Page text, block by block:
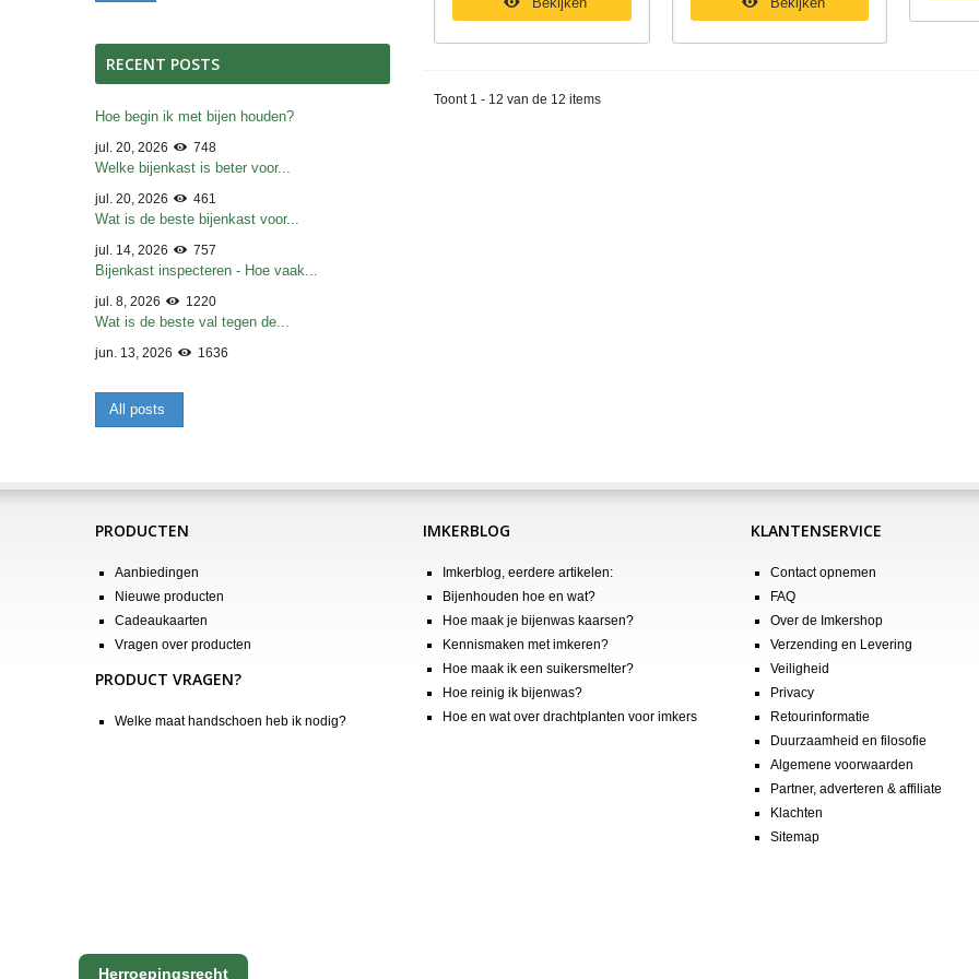
RECENT POSTS
Hoe begin ik met bijen houden?
jul. 20, 2026 748
Welke bijenkast is beter voor...
jul. 20, 2026 461
Wat is de beste bijenkast voor...
jul. 14, 2026 757
Bijenkast inspecteren - Hoe vaak...
jul. 8, 2026 1220
Wat is de beste val tegen de...
jun. 13, 2026 1636
All posts
Toont 1 - 12 van de 12 items
PRODUCTEN
Aanbiedingen
Nieuwe producten
Cadeaukaarten
Vragen over producten
PRODUCT VRAGEN?
Welke maat handschoen heb ik nodig?
IMKERBLOG
Imkerblog, eerdere artikelen:
Bijenhouden hoe en wat?
Hoe maak je bijenwas kaarsen?
Kennismaken met imkeren?
Hoe maak ik een suikersmelter?
Hoe reinig ik bijenwas?
Hoe en wat over drachtplanten voor imkers
KLANTENSERVICE
Contact opnemen
FAQ
Over de Imkershop
Verzending en Levering
Veiligheid
Privacy
Retourinformatie
Duurzaamheid en filosofie
Algemene voorwaarden
Partner, adverteren & affiliate
Klachten
Sitemap
Herroepingsrecht